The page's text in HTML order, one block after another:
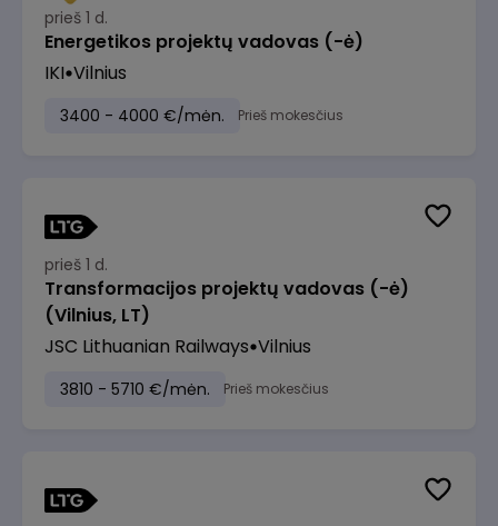
prieš 1 d.
Energetikos projektų vadovas (-ė)
IKI Vilnius
3400 - 4000 €/mėn. Prieš mokesčius
prieš 1 d.
Transformacijos projektų vadovas (-ė)
(Vilnius, LT)
JSC Lithuanian Railways Vilnius
3810 - 5710 €/mėn. Prieš mokesčius